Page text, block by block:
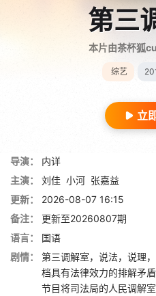
第三
本片由茶杯狐
综艺
立
导演：
内详
主演：
刘佳 小河 张嘉益
更新：
2026-08-07 16:15
备注：
更新至20260807期
语言：
国语
剧情：
第三调解室，说法，说理
档具有法律效力的排解矛
节目将司法局的人民调解